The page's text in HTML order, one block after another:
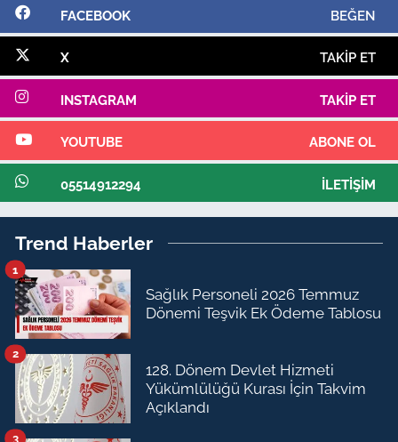
FACEBOOK BEĞEN
X TAKIP ET
INSTAGRAM TAKIP ET
YOUTUBE ABONE OL
05514912294 İLETIŞIM
Trend Haberler
Sağlık Personeli 2026 Temmuz
Dönemi Teşvik Ek Ödeme Tablosu
1
128. Dönem Devlet Hizmeti
Yükümlülüğü Kurası İçin Takvim
Açıklandı
2
3